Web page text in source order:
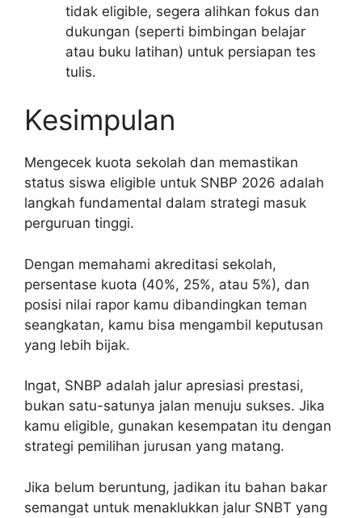
tidak eligible, segera alihkan fokus dan
dukungan (seperti bimbingan belajar
atau buku latihan) untuk persiapan tes
tulis.
Kesimpulan
Mengecek kuota sekolah dan memastikan
status siswa eligible untuk SNBP 2026 adalah
langkah fundamental dalam strategi masuk
perguruan tinggi.
Dengan memahami akreditasi sekolah,
persentase kuota (40%, 25%, atau 5%), dan
posisi nilai rapor kamu dibandingkan teman
seangkatan, kamu bisa mengambil keputusan
yang lebih bijak.
Ingat, SNBP adalah jalur apresiasi prestasi,
bukan satu-satunya jalan menuju sukses. Jika
kamu eligible, gunakan kesempatan itu dengan
strategi pemilihan jurusan yang matang.
Jika belum beruntung, jadikan itu bahan bakar
semangat untuk menaklukkan jalur SNBT yang